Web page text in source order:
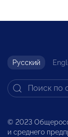
Русский
© 2023
и среднего